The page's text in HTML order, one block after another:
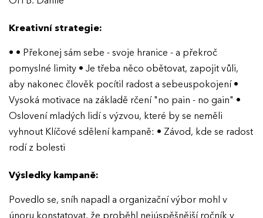
EFFIE 2026
O EFFIE
AKTUALITY
Ročník 2024
Kreativní strategie:
• • Překonej sám sebe - svoje hranice - a překroč
pomyslné limity • Je třeba něco obětovat, zapojit vůli,
aby nakonec člověk pocítil radost a sebeuspokojení •
Vysoká motivace na základě rčení "no pain - no gain" •
Oslovení mladých lidí s výzvou, které by se neměli
vyhnout Klíčové sdělení kampaně: • Závod, kde se radost
rodí z bolesti
Výsledky kampaně:
Povedlo se, sníh napadl a organizační výbor mohl v